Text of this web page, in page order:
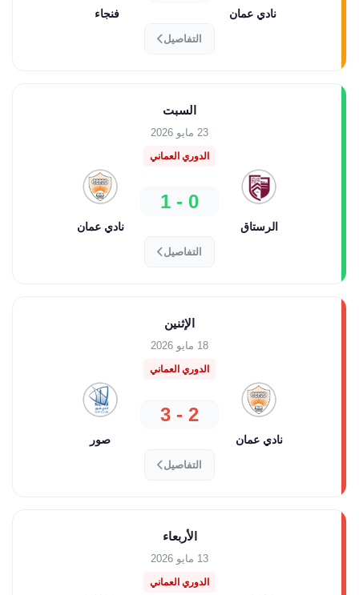
نادي عمان فنجاء
التفاصيل
السبت
23 مايو 2026
الدوري العماني
الرستاق
0 - 1
نادي عمان
التفاصيل
الإثنين
18 مايو 2026
الدوري العماني
نادي عمان
2 - 3
صور
التفاصيل
الأربعاء
13 مايو 2026
الدوري العماني